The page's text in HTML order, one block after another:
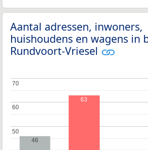
Aantal adressen, inwoners,
huishoudens en wagens in
Rundvoort-Vriesel
50
50
60
60
70
70
46
63